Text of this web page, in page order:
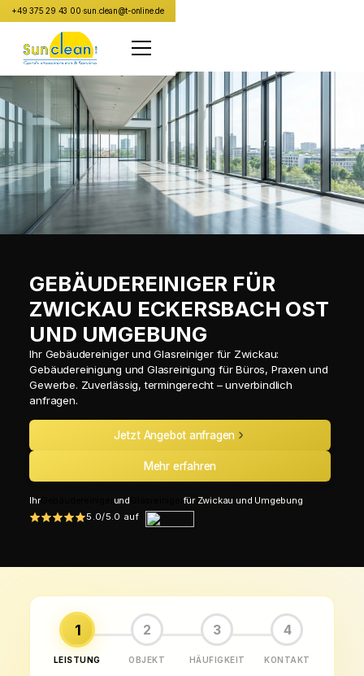
+49 375 29 43 00·sun.clean@t-online.de
GEBÄUDEREINIGER FÜR
ZWICKAU ECKERSBACH OST
UND UMGEBUNG
Ihr Gebäudereiniger und Glasreiniger für Zwickau:
Gebäudereinigung und Glasreinigung für Büros, Praxen und
Gewerbe. Zuverlässig, termingerecht – unverbindlich
anfragen.
Jetzt Angebot anfragen
Mehr erfahren
IhrGebäudereiniger und Glasreinigerfür Zwickau und Umgebung
5.0/5.0 auf
1
LEISTUNG
2
OBJEKT
3
HÄUFIGKEIT
4
KONTAKT